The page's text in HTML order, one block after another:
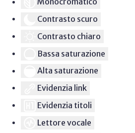
Contrasto scuro
Contrasto chiaro
Bassa saturazione
Alta saturazione
Evidenzia link
Evidenzia titoli
Lettore vocale